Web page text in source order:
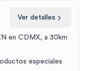
Ver detalles
en CDMX, a 30km
especiales